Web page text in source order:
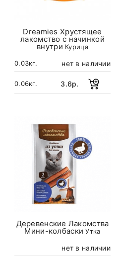
Dreamies Хрустящее
лакомство с начинкой
внутри Курица
0.03кг. нет в наличии
0.06кг. 3.6р.
Деревенские Лакомства
Мини-колбаскиУтка
нет в наличии